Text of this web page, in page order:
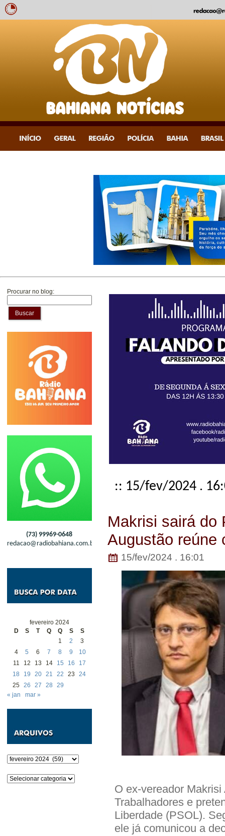
Procurar no blog:
Buscar
(73) 99969-0648
redacao@radiobahiana.com.br
fevereiro 2024
D
S T Q Q S
S
1
2
3
4
5 6 7 8 9
10
11
12 13 14 15 16
17
18
19 20 21 22 23
24
25 26 27 28
29
« jan
mar »
Arquivos
Categorias
:: 15/fev/2024 .
Makrisi sairá do
Augustão reúne
15/fev/2024 . 16:01
O ex-vereador
Trabalhadores e
Liberdade (PSOL).
ele já comunicou a